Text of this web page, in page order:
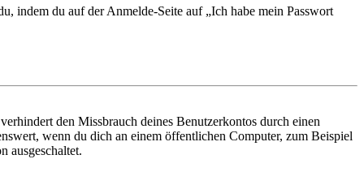
indem du auf der Anmelde-Seite auf „Ich habe mein Passwort
den Missbrauch deines Benutzerkontos durch einen
wenn du dich an einem öffentlichen Computer, zum Beispiel
ausgeschaltet.